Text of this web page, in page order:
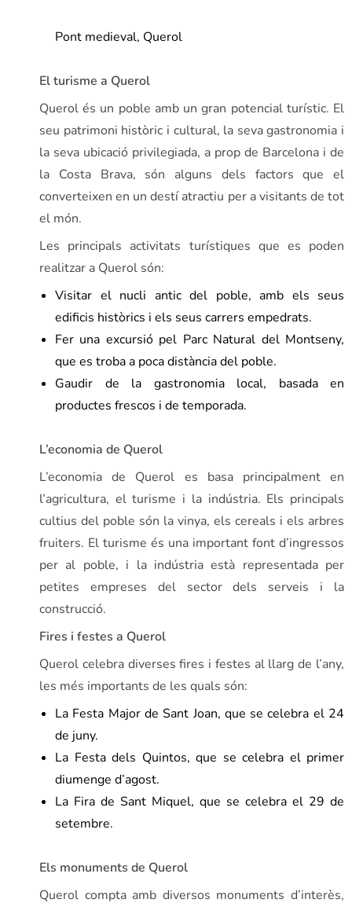
Pont medieval, Querol
El turisme a Querol
Querol és un poble amb un gran potencial turístic. El
seu patrimoni històric i cultural, la seva gastronomia i
la seva ubicació privilegiada, a prop de Barcelona i de
la Costa Brava, són alguns dels factors que el
converteixen en un destí atractiu per a visitants de tot
el món.
Les principals activitats turístiques que es poden
realitzar a Querol són:
Visitar el nucli antic del poble, amb els seus
edificis històrics i els seus carrers empedrats.
Fer una excursió pel Parc Natural del Montseny,
que es troba a poca distància del poble.
Gaudir de la gastronomia local, basada en
productes frescos i de temporada.
L’economia de Querol
L’economia de Querol es basa principalment en
l’agricultura, el turisme i la indústria. Els principals
cultius del poble són la vinya, els cereals i els arbres
fruiters. El turisme és una important font d’ingressos
per al poble, i la indústria està representada per
petites empreses del sector dels serveis i la
construcció.
Fires i festes a Querol
Querol celebra diverses fires i festes al llarg de l’any,
les més importants de les quals són:
La Festa Major de Sant Joan, que se celebra el 24
de juny.
La Festa dels Quintos, que se celebra el primer
diumenge d’agost.
La Fira de Sant Miquel, que se celebra el 29 de
setembre.
Els monuments de Querol
Querol compta amb diversos monuments d’interès,